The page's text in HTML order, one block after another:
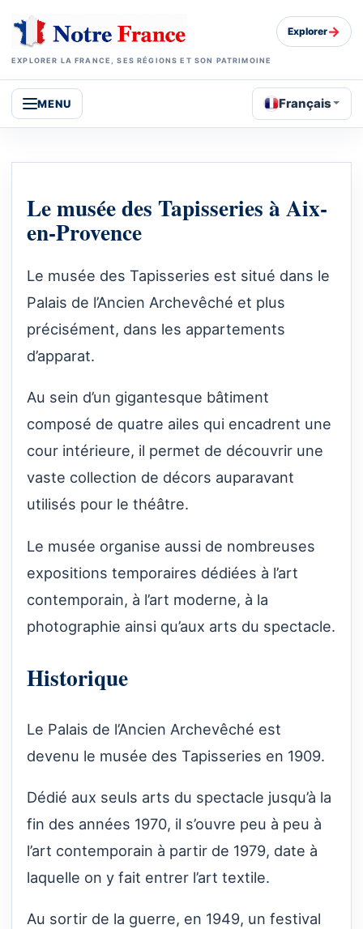
EXPLORER LA FRANCE, SES RÉGIONS ET SON PATRIMOINE
Explorer→
MENU Français
Le musée des Tapisseries à Aix-
en-Provence
Le musée des Tapisseries est situé dans le
Palais de l’Ancien Archevêché et plus
précisément, dans les appartements
d’apparat.
Au sein d’un gigantesque bâtiment
composé de quatre ailes qui encadrent une
cour intérieure, il permet de découvrir une
vaste collection de décors auparavant
utilisés pour le théâtre.
Le musée organise aussi de nombreuses
expositions temporaires dédiées à l’art
contemporain, à l’art moderne, à la
photographie ainsi qu’aux arts du spectacle.
Historique
Le Palais de l’Ancien Archevêché est
devenu le musée des Tapisseries en 1909.
Dédié aux seuls arts du spectacle jusqu’à la
fin des années 1970, il s’ouvre peu à peu à
l’art contemporain à partir de 1979, date à
laquelle on y fait entrer l’art textile.
Au sortir de la guerre, en 1949, un festival